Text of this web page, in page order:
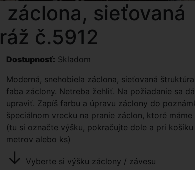
sieťovaná
č.5912
Dostupnosť: Skladom
Moderná, snehobiela záclona, sieťovaná
faba záclony. Netreba žehliť. Na požiadanie sa
upraviť. Zapíš farbu a úpravu záclony do
špeciálnom vrecku na pranie záclon, ktoré máme
(tu si označte výšku, pokračujte dole a pri
metrov alebo ks)
↓ Vyberte si výšku záclony / závesu